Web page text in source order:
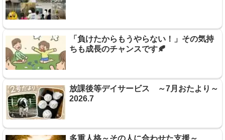
「負けたからもうやらない！」その気持
ちも成長のチャンスです🍂
放課後等デイサービス ～7月おたより～
2026.7